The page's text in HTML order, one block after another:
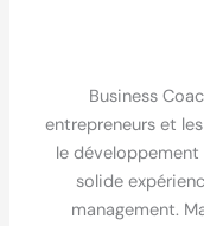
Business
entrepreneurs et
le
solide
management.